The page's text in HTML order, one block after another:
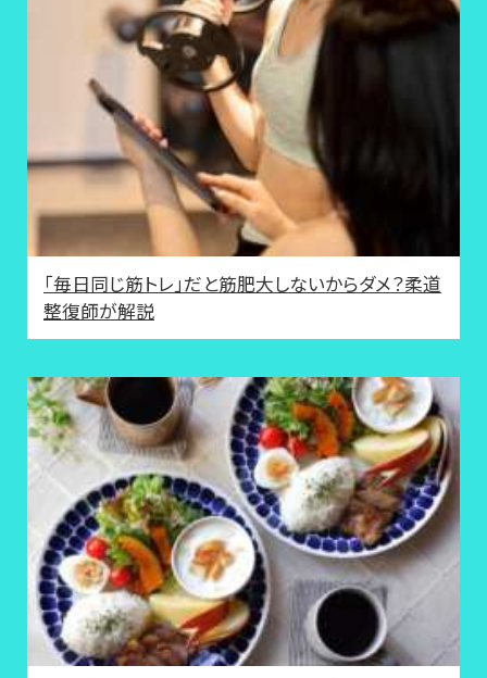
「毎日同じ筋トレ」だと筋肥大しないからダメ？柔道
整復師が解説